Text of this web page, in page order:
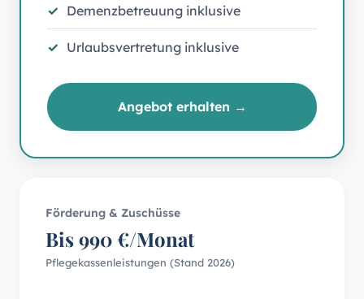
Demenzbetreuung inklusive
Urlaubsvertretung inklusive
Angebot erhalten →
Förderung & Zuschüsse
Bis 990 €/Monat
Pflegekassenleistungen (Stand 2026)